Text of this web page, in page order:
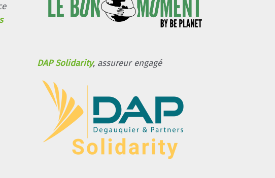
DAP Solidarity, assureur engagé